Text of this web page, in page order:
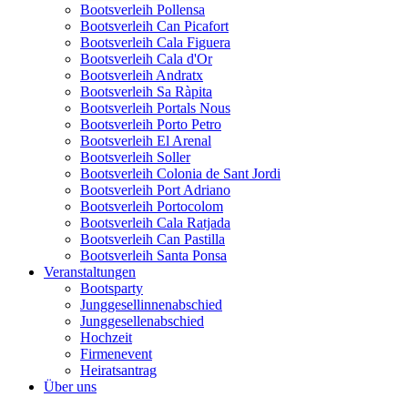
Bootsverleih Pollensa
Bootsverleih Can Picafort
Bootsverleih Cala Figuera
Bootsverleih Cala d'Or
Bootsverleih Andratx
Bootsverleih Sa Ràpita
Bootsverleih Portals Nous
Bootsverleih Porto Petro
Bootsverleih El Arenal
Bootsverleih Soller
Bootsverleih Colonia de Sant Jordi
Bootsverleih Port Adriano
Bootsverleih Portocolom
Bootsverleih Cala Ratjada
Bootsverleih Can Pastilla
Bootsverleih Santa Ponsa
Veranstaltungen
Bootsparty
Junggesellinnenabschied
Junggesellenabschied
Hochzeit
Firmenevent
Heiratsantrag
Über uns